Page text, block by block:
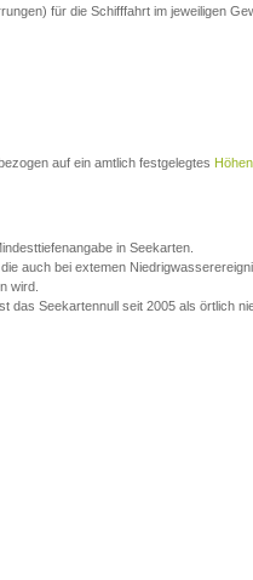
für die Schifffahrt im jeweiligen
auf ein amtlich festgelegtes
in Seekarten.
auch bei extemen
wird.
das Seekartennull seit 2005 als örtlich